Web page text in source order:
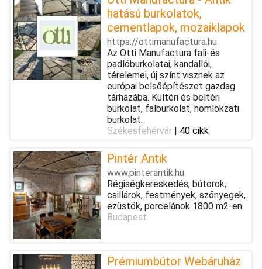
hatású burkolatok,
cementlapok, mozaiklapok
https://ottimanufactura.hu
Az Otti Manufactura fali-és
padlóburkolatai, kandallói,
térelemei, új színt visznek az
európai belsőépítészet gazdag
tárházába. Kültéri és beltéri
burkolat, falburkolat, homlokzati
burkolat.
Székesfehérvár | 40 cikk
Pintér Antik
www.pinterantik.hu
Régiségkereskedés, bútorok,
csillárok, festmények, szőnyegek,
ezüstök, porcelánok 1800 m2-en.
Budapest
Prémiumbútor Webáruház